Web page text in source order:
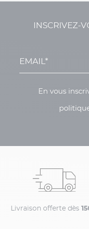
INSCRIVEZ-
En vous
Livraison offerte dès